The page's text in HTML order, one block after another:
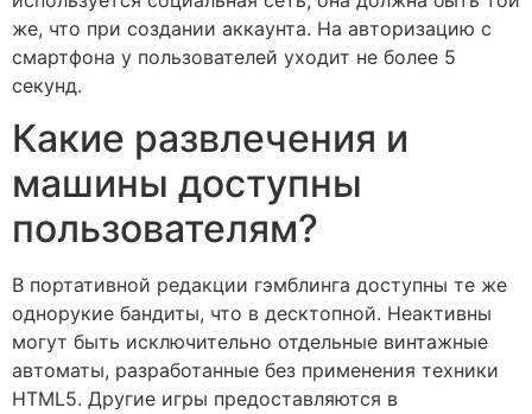
же, что при создании аккаунта. На авторизацию с
смартфона у пользователей уходит не более 5
секунд.
Какие развлечения и
машины доступны
пользователям?
В портативной редакции гэмблинга доступны те же
однорукие бандиты, что в десктопной. Неактивны
могут быть исключительно отдельные винтажные
автоматы, разработанные без применения техники
HTML5. Другие игры предоставляются в